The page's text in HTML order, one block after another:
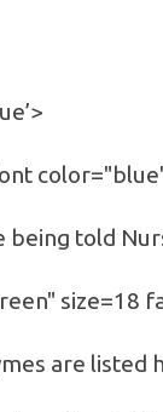
being told
size=18
are listed